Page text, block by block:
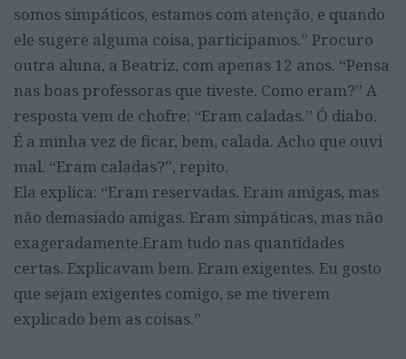
somos simpáticos, estamos com atenção, e quando
ele sugere alguma coisa, participamos.” Procuro
outra aluna, a Beatriz, com apenas 12 anos. “Pensa
nas boas professoras que tiveste. Como eram?” A
resposta vem de chofre: “Eram caladas.” Ó diabo.
É a minha vez de ficar, bem, calada. Acho que ouvi
mal. “Eram caladas?”, repito.
Ela explica: “Eram reservadas. Eram amigas, mas
não demasiado amigas. Eram simpáticas, mas não
exageradamente.Eram tudo nas quantidades
certas. Explicavam bem. Eram exigentes. Eu gosto
que sejam exigentes comigo, se me tiverem
explicado bem as coisas.”